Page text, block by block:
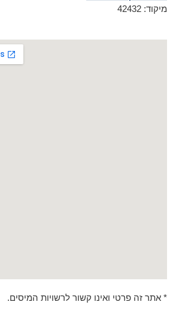
מיקוד: 42432
* אתר זה פרטי ואינו קשור לרשויות המיסים.